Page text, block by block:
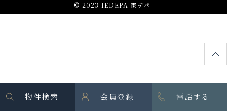
© 2023 IEDEPA-家デパ-
物件検索 会員登録 電話する